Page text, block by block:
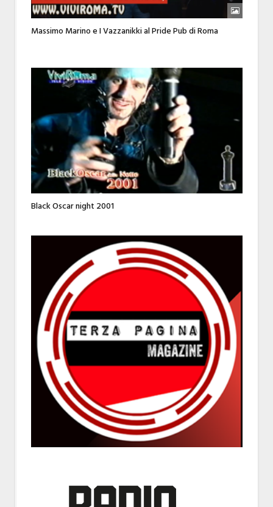
Massimo Marino e I Vazzanikki al Pride Pub di Roma
Black Oscar night 2001